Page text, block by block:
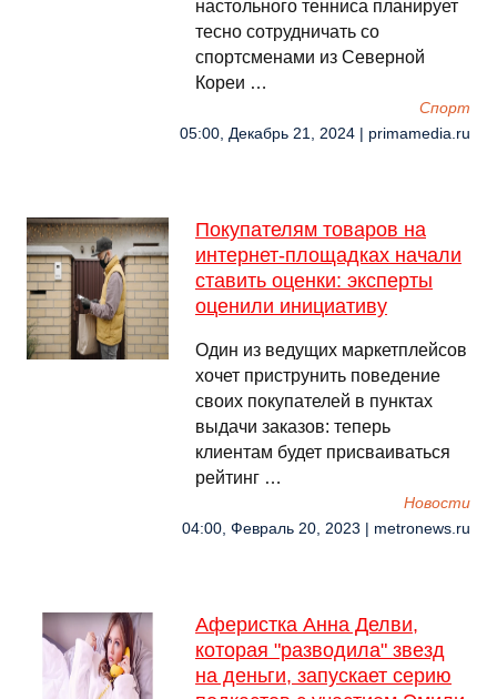
настольного тенниса планирует
тесно сотрудничать со
спортсменами из Северной
Кореи …
Спорт
05:00, Декабрь 21, 2024 | primamedia.ru
Покупателям товаров на
интернет-площадках начали
ставить оценки: эксперты
оценили инициативу
Один из ведущих маркетплейсов
хочет приструнить поведение
своих покупателей в пунктах
выдачи заказов: теперь
клиентам будет присваиваться
рейтинг …
Новости
04:00, Февраль 20, 2023 | metronews.ru
Аферистка Анна Делви,
которая "разводила" звезд
на деньги, запускает серию